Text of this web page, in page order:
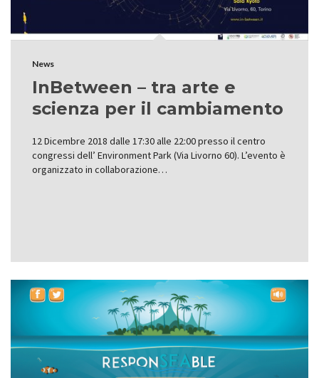
News
InBetween – tra arte e
scienza per il cambiamento
12 Dicembre 2018 dalle 17:30 alle 22:00 presso il centro
congressi dell’ Environment Park (Via Livorno 60). L’evento è
organizzato in collaborazione…